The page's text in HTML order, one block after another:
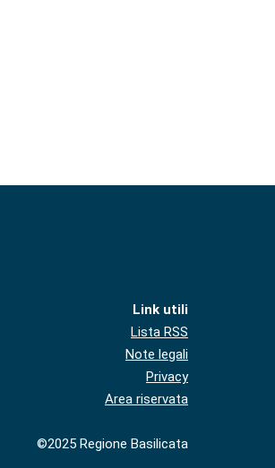
Link utili
Lista RSS
Note legali
Privacy
Area riservata
©2025 Regione Basilicata